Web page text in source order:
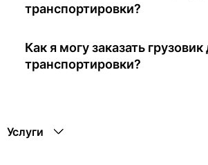
транспортировки?
Как я могу заказать грузовик
транспортировки?
Услуги